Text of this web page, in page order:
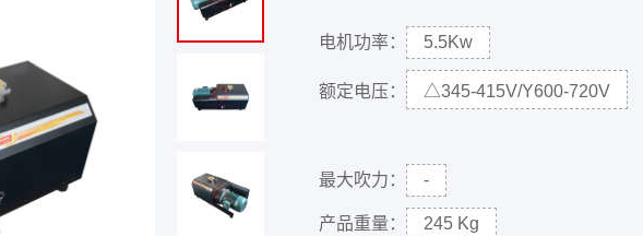
电机功率： 5.5Kw
额定电压： △345-415V/Y600-720V
最大吹力： -
产品重量： 245 Kg